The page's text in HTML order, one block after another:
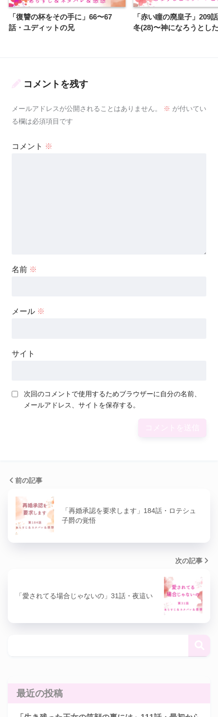
「復讐の杯をその手に」66〜67
話・ユディットの兄
「赤い瞳の廃皇子」209
冬(28)〜神になろうとし
コメントを残す
メールアドレスが公開されることはありません。 ※ が付いてい
る欄は必須項目です
コメント ※
名前 ※
メール ※
サイト
次回のコメントで使用するためブラウザーに自分の名前、
メールアドレス、サイトを保存する。
前の記事
「再婚承認を要求します」184話・ロテシュ
子爵の覚悟
次の記事
「愛されてる場合じゃないの」31話・夜這い
最近の投稿